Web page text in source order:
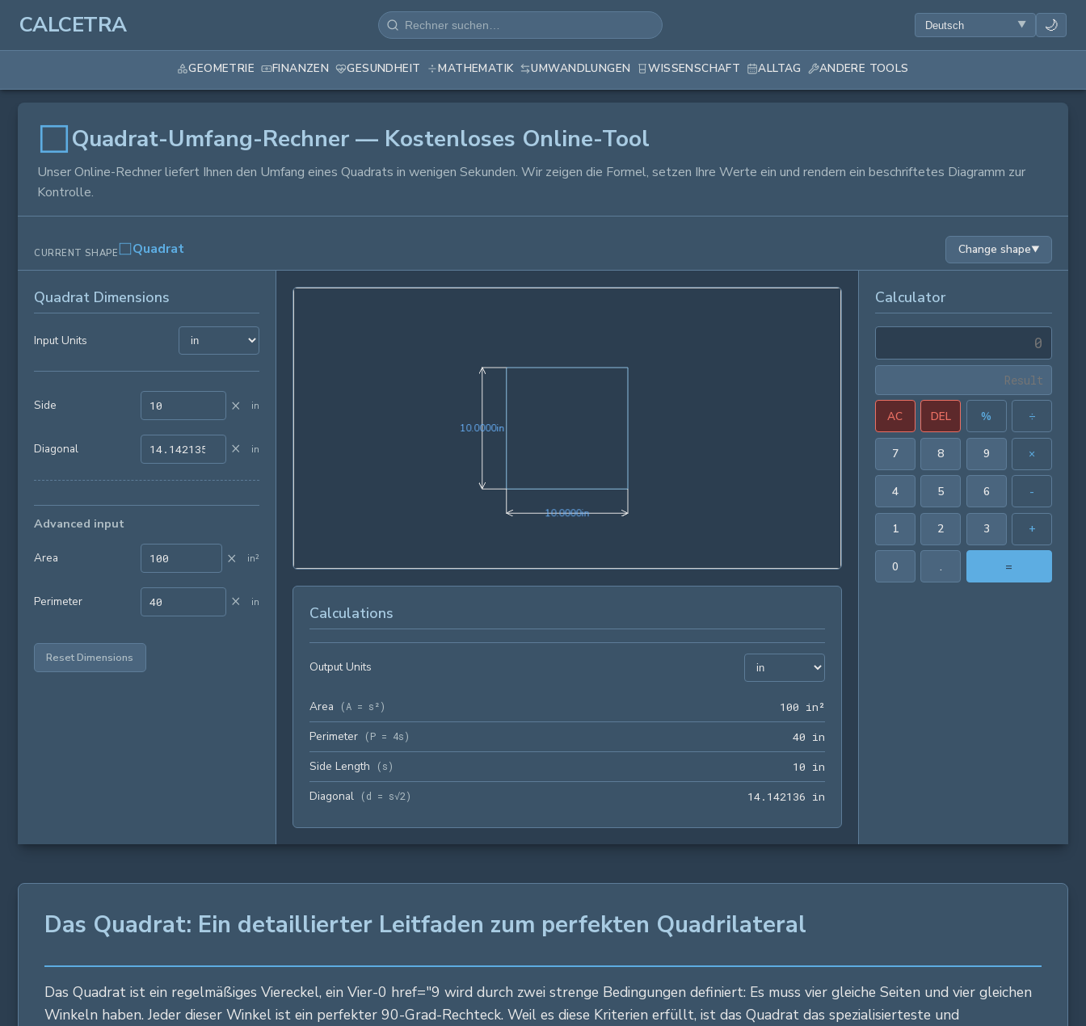
CALCETRA 🌙
GEOMETRIE FINANZEN GESUNDHEIT MATHEMATIK UMWANDLUNGEN WISSENSCHAFT ALLTAG ANDERE TOOLS
Quadrat-Umfang-Rechner — Kostenloses Online-Tool
Unser Online-Rechner liefert Ihnen den Umfang eines Quadrats in wenigen Sekunden. Wir zeigen die Formel, setzen Ihre Werte ein und rendern ein beschriftetes Diagramm zur
Kontrolle.
CURRENT SHAPE Quadrat Change shape▼
Quadrat Dimensions
Input Units
Side × in
Diagonal × in
Advanced input
Area × in²
Perimeter × in
Reset Dimensions
10.0000in10.0000in
10.0000in10.0000in
Calculations
Output Units
Area (A = s²) 100 in²
Perimeter (P = 4s) 40 in
Side Length (s) 10 in
Diagonal (d = s√2) 14. 1421 36 in
Calculator
AC DEL % ÷
7 8 9 ×
4 5 6 -
1 2 3 +
0 . =
Das Quadrat: Ein detaillierter Leitfaden zum perfekten Quadrilateral
Das Quadrat ist ein regelmäßiges Viereckel, ein Vier-0 href="9 wird durch zwei strenge Bedingungen definiert: Es muss vier gleiche Seiten und vier gleichen
Winkeln haben. Jeder dieser Winkel ist ein perfekter 90-Grad-Rechteck. Weil es diese Kriterien erfüllt, ist das Quadrat das spezialisierteste und